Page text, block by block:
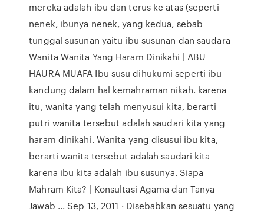
mereka adalah ibu dan terus ke atas (seperti
nenek, ibunya nenek, yang kedua, sebab
tunggal susunan yaitu ibu susunan dan saudara
Wanita Wanita Yang Haram Dinikahi | ABU
HAURA MUAFA Ibu susu dihukumi seperti ibu
kandung dalam hal kemahraman nikah. karena
itu, wanita yang telah menyusui kita, berarti
putri wanita tersebut adalah saudari kita yang
haram dinikahi. Wanita yang disusui ibu kita,
berarti wanita tersebut adalah saudari kita
karena ibu kita adalah ibu susunya. Siapa
Mahram Kita? | Konsultasi Agama dan Tanya
Jawab ... Sep 13, 2011 · Disebabkan sesuatu yang